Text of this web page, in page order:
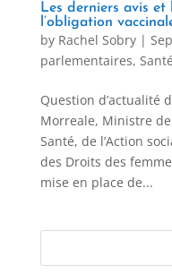
Les derniers avis et
l’obligation
by Rachel Sobry|
parlementaires, Santé
Question d’actualité
Morreale, Ministre
Santé, de l’Action
des Droits des
mise en place de...